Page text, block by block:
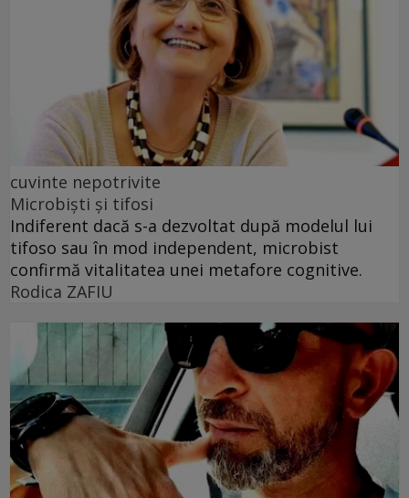
cuvinte nepotrivite
Microbiști și tifosi
Indiferent dacă s-a dezvoltat după modelul lui
tifoso sau în mod independent, microbist
confirmă vitalitatea unei metafore cognitive.
Rodica ZAFIU